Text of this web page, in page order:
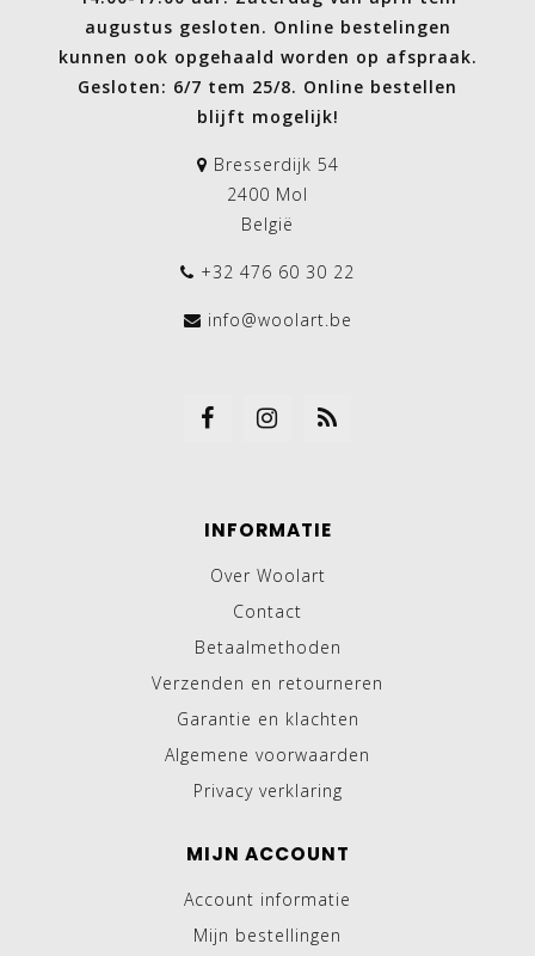
augustus gesloten. Online bestelingen
kunnen ook opgehaald worden op afspraak.
Gesloten: 6/7 tem 25/8. Online bestellen
blijft mogelijk!
Bresserdijk 54
2400 Mol
België
+32 476 60 30 22
info@woolart.be
INFORMATIE
Over Woolart
Contact
Betaalmethoden
Verzenden en retourneren
Garantie en klachten
Algemene voorwaarden
Privacy verklaring
MIJN ACCOUNT
Account informatie
Mijn bestellingen